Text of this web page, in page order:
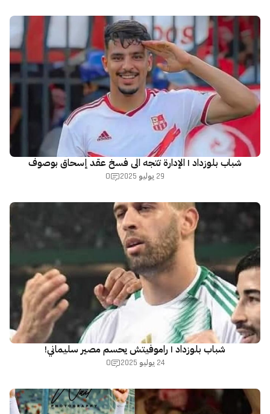
شباب بلوزداد | الإدارة تتجه الى فسخ عقد إسحاق بوصوف
29 يوليو 2025 0
شباب بلوزداد | راموفيتش يحسم مصير سليماني!
24 يوليو 2025 0